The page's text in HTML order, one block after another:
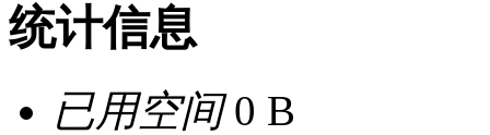
统计信息
已用空间0 B